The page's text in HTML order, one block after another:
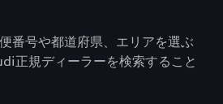
番号や都道府県、エリアを選ぶ
正規ディーラーを検索すること